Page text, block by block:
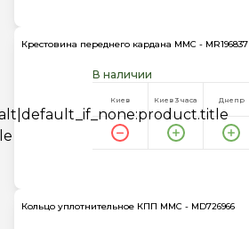
Крестовина переднего кардана MMC - MR196837
В наличии
Киев Киев 3 часа Днепр
Кольцо уплотнительное КПП MMC - MD726966